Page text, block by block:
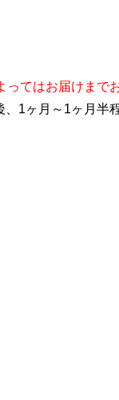
ってはお届けまで
1ヶ月～1ヶ月半